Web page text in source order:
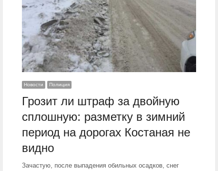
Новости Полиция
Грозит ли штраф за двойную
сплошную: разметку в зимний
период на дорогах Костаная не
видно
Зачастую, после выпадения обильных осадков, снег